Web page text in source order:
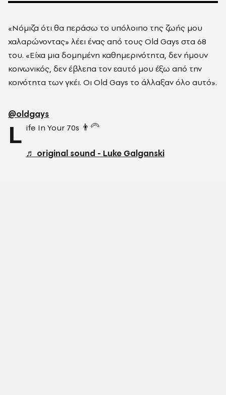
«Νόμιζα ότι θα περάσω το υπόλοιπο της ζωής μου
χαλαρώνοντας» λέει ένας από τους Old Gays στα 68
του. «Είχα μια δομημένη καθημερινότητα, δεν ήμουν
κοινωνικός, δεν έβλεπα τον εαυτό μου έξω από την
κοινότητα των γκέι. Οι Old Gays το άλλαξαν όλο αυτό».
@oldgays
L ife In Your 70s 👨‍🦳
♬ original sound - Luke Galganski